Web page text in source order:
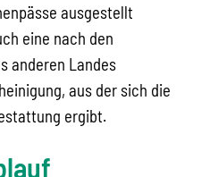
ausgestellt
eine nach den
anderen Landes
aus der sich die
ergibt.